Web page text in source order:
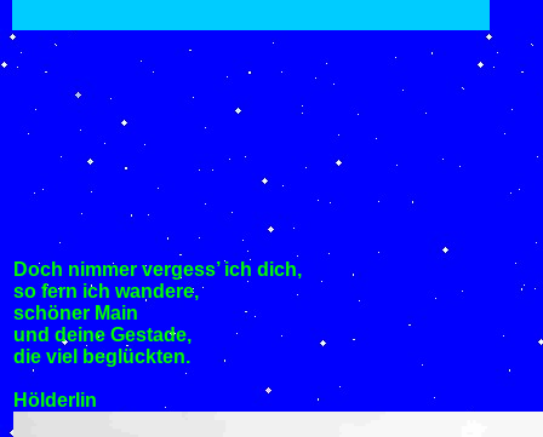
Doch nimmer vergess’ ich dich,
so fern ich wandere,
schöner Main
und deine Gestade,
die viel beglückten.
Hölderlin